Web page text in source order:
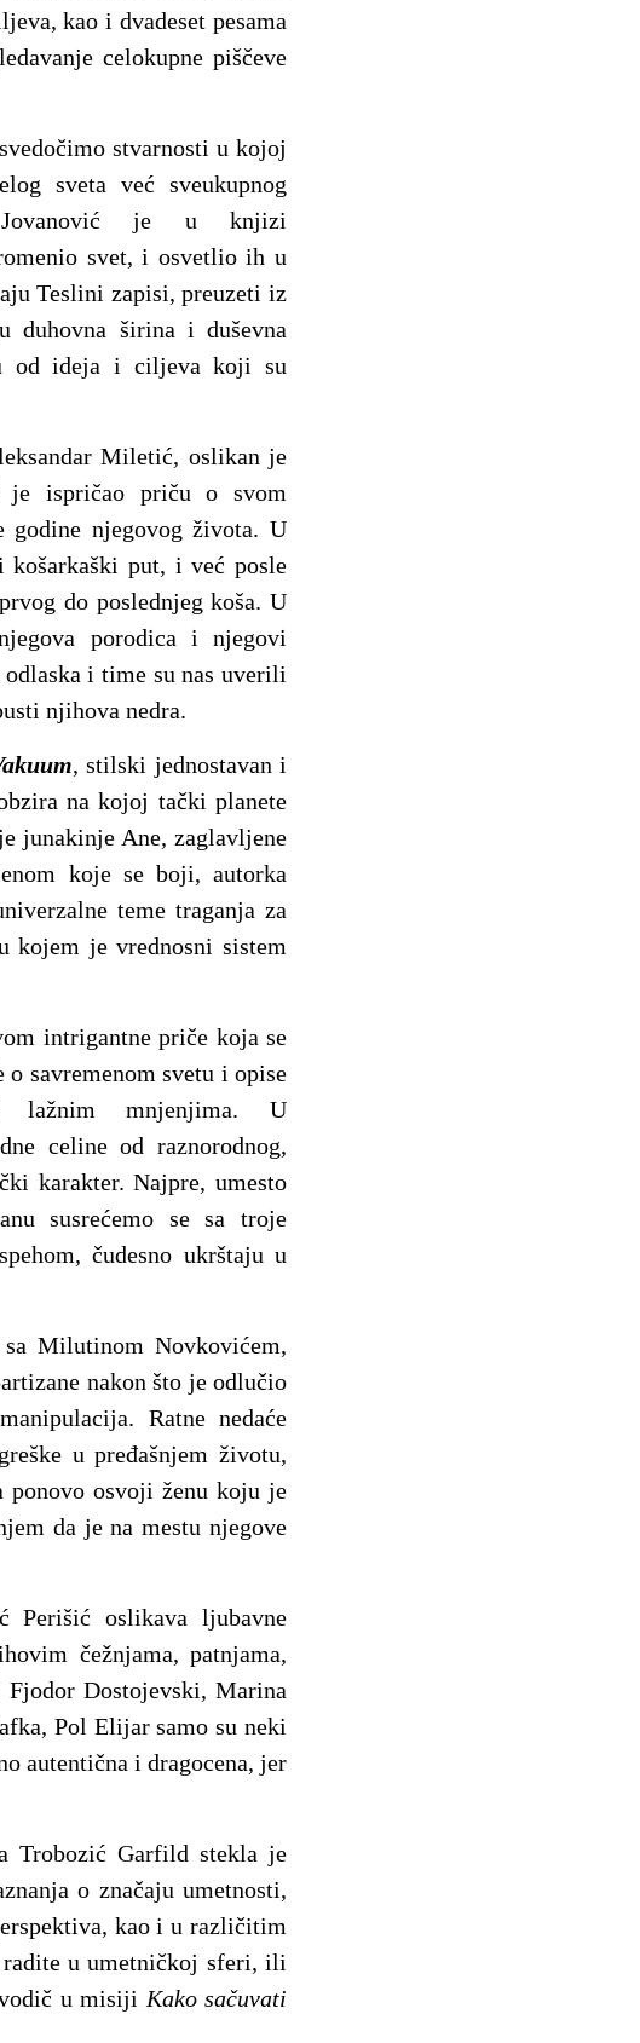
kao i dvadeset pesama
celokupne piščeve
stvarnosti u kojoj
sveta već sveukupnog
Jovanović je u knjizi
svet, i osvetlio ih u
Teslini zapisi, preuzeti iz
duhovna širina i duševna
od ideja i ciljeva koji su
Miletić, oslikan je
je ispričao priču o svom
godine njegovog života. U
put, i već posle
do poslednjeg koša. U
porodica i njegovi
i time su nas uverili
njihova nedra.
, stilski jednostavan i
na kojoj tački planete
junakinje Ane, zaglavljene
koje se boji, autorka
teme traganja za
kojem je vrednosni sistem
intrigantne priče koja se
savremenom svetu i opise
lažnim mnjenjima. U
celine od raznorodnog,
karakter. Najpre, umesto
susrećemo se sa troje
čudesno ukrštaju u
sa Milutinom Novkovićem,
nakon što je odlučio
Ratne nedaće
u pređašnjem životu,
ponovo osvoji ženu koju je
da je na mestu njegove
Perišić oslikava ljubavne
čežnjama, patnjama,
Dostojevski, Marina
Pol Elijar samo su neki
autentična i dragocena, jer
Trobozić Garfild stekla je
o značaju umetnosti,
kao i u različitim
u umetničkoj sferi, ili
vodič u misijiKako sačuvati